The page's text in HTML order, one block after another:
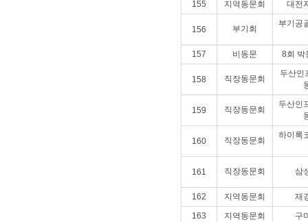
155
지역동문회 대전
156 부기회
부기공
157
비동문 8회 박
158 직장동문회
두산인
159 직장동문회
두산인
160 직장동문회
하이록
161 직장동문회 삼
162 지역동문회
재
163
지역동문회
구